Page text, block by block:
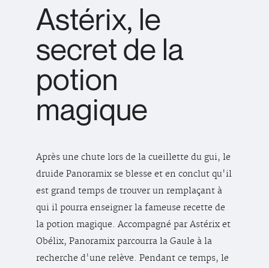
Astérix, le
secret de la
potion
magique
Après une chute lors de la cueillette du gui, le
druide Panoramix se blesse et en conclut qu'il
est grand temps de trouver un remplaçant à
qui il pourra enseigner la fameuse recette de
la potion magique. Accompagné par Astérix et
Obélix, Panoramix parcourra la Gaule à la
recherche d'une relève. Pendant ce temps, le